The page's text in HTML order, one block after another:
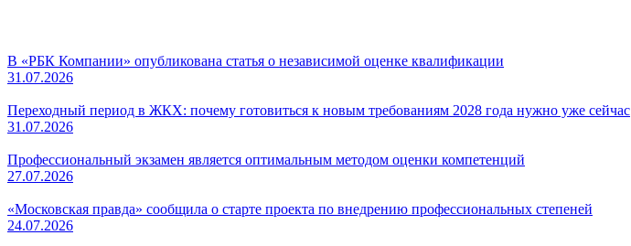
В «РБК Компании» опубликована статья о независимой оценке квалификации
31.07.2026
Переходный период в ЖКХ: почему готовиться к новым требованиям 2028 года нужно уже сейчас
31.07.2026
Профессиональный экзамен является оптимальным методом оценки компетенций
27.07.2026
«Московская правда» сообщила о старте проекта по внедрению профессиональных степеней
24.07.2026